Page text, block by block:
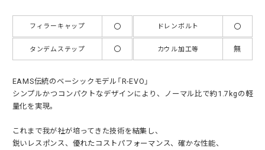
フィラーキャップ 〇 ドレンボルト 〇
タンデムステップ 〇 カウル加工等 無
EAMS伝統のベーシックモデル「R-EVO」
シンプルかつコンパクトなデザインにより、ノーマル比で約1.7kgの軽
量化を実現。
これまで我が社が培ってきた技術を結集し、
鋭いレスポンス、優れたコストパフォーマンス、確かな性能、